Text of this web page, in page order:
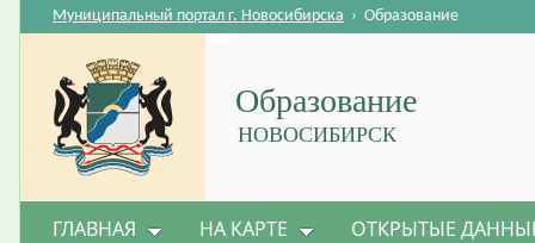
Образование
НОВОСИБИРСК
Муниципальный портал г. Новосибирска › Образование
ГЛАВНАЯ НА КАРТЕ ОТКРЫТЫЕ